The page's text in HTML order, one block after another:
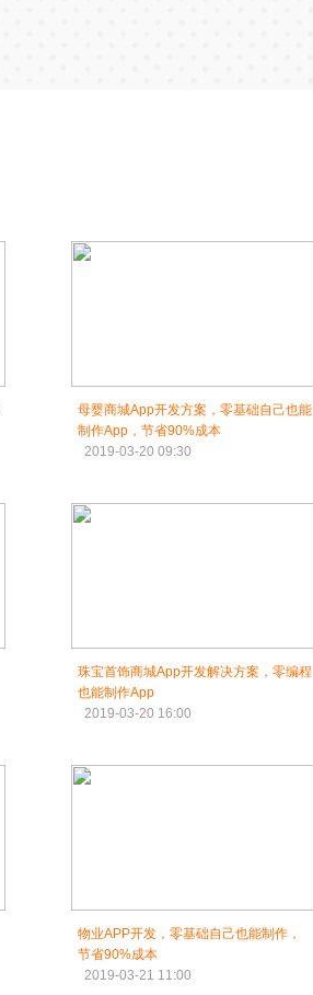
母婴商城App开发方案，零基础自己也能
制作App，节省90%成本
2019-03-20 09:30
珠宝首饰商城App开发解决方案，零编程
也能制作App
2019-03-20 16:00
物业APP开发，零基础自己也能制作，
节省90%成本
2019-03-21 11:00